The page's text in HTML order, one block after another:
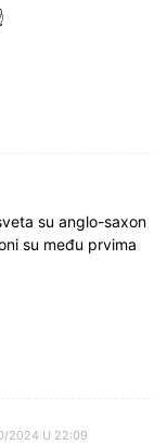
su anglo-saxon
su među prvima
2024 U 22:09